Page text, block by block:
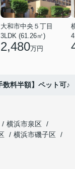
大和市中央５丁目
3LDK (61.26㎡)
2,480万円
料半額】ペット可♪
横浜市泉区
横浜市磯子区